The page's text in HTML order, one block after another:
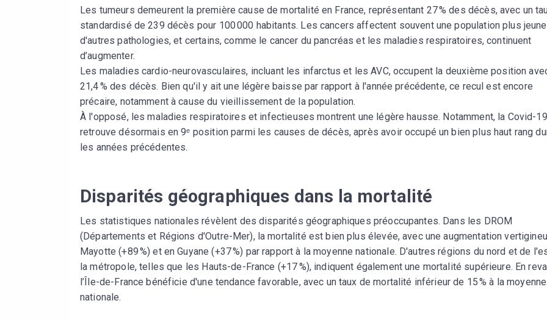
Les tumeurs demeurent la première cause de mortalité en France, représentant 27 % des décès, avec un
standardisé de 239 décès pour 100 000 habitants. Les cancers affectent souvent une population plus
d'autres pathologies, et certains, comme le cancer du pancréas et les maladies respiratoires, continuent
d’augmenter.
Les maladies cardio-neurovasculaires, incluant les infarctus et les AVC, occupent la deuxième position
21,4 % des décès. Bien qu'il y ait une légère baisse par rapport à l'année précédente, ce recul est encore
précaire, notamment à cause du vieillissement de la population.
À l'opposé, les maladies respiratoires et infectieuses montrent une légère hausse. Notamment, la Covid-
retrouve désormais en 9ᵉ position parmi les causes de décès, après avoir occupé un bien plus haut rang
les années précédentes.
Disparités géographiques dans la mortalité
Les statistiques nationales révèlent des disparités géographiques préoccupantes. Dans les DROM
(Départements et Régions d'Outre-Mer), la mortalité est bien plus élevée, avec une augmentation
Mayotte (+89 %) et en Guyane (+37 %) par rapport à la moyenne nationale. D'autres régions du nord et de
la métropole, telles que les Hauts-de-France (+17 %), indiquent également une mortalité supérieure. En
l’Île-de-France bénéficie d'une tendance favorable, avec un taux de mortalité inférieur de 15 % à la moyenne
nationale.